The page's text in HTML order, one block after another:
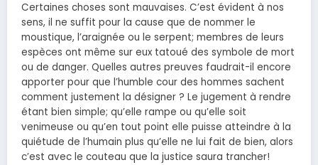
Certaines choses sont mauvaises. C’est évident à nos
sens, il ne suffit pour la cause que de nommer le
moustique, l’araignée ou le serpent; membres de leurs
espèces ont même sur eux tatoué des symbole de mort
ou de danger. Quelles autres preuves faudrait-il encore
apporter pour que l’humble cour des hommes sachent
comment justement la désigner ? Le jugement à rendre
étant bien simple; qu’elle rampe ou qu’elle soit
venimeuse ou qu’en tout point elle puisse atteindre à la
quiétude de l’humain plus qu’elle ne lui fait de bien, alors
c’est avec le couteau que la justice saura trancher!